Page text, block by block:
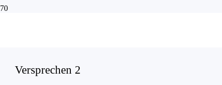
Versprechen 2